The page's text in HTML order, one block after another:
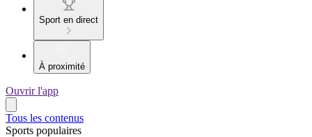
Sport en direct
À proximité
Ouvrir l'app
Tous les contenus
Sports populaires